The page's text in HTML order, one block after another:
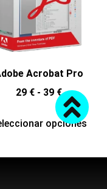
Acrobat Pro
29 € - 39 €
opciones